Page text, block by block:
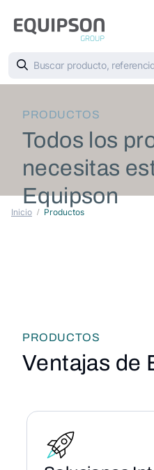
PRODUCTOS
Todos los
necesitas
Equipson
Inicio Productos
PRODUCTOS
Ventajas de